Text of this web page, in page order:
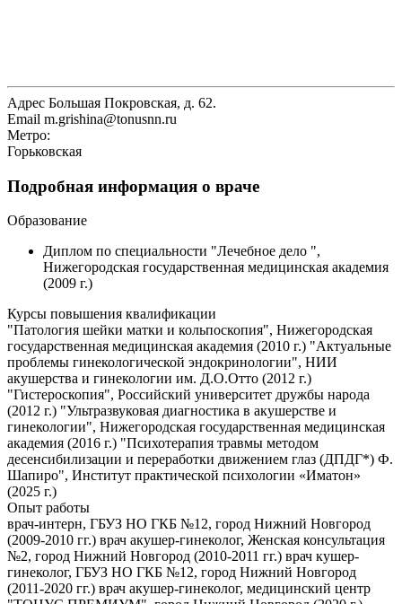
Адрес Большая Покровская, д. 62.
Email m.grishina@tonusnn.ru
Метро:
Горьковская
Подробная информация о враче
Образование
Диплом по специальности "Лечебное дело ",
Нижегородская государственная медицинская академия
(2009 г.)
Курсы повышения квалификации
"Патология шейки матки и кольпоскопия", Нижегородская
государственная медицинская академия (2010 г.) "Актуальные
проблемы гинекологической эндокринологии", НИИ
акушерства и гинекологии им. Д.О.Отто (2012 г.)
"Гистероскопия", Российский университет дружбы народа
(2012 г.) "Ультразвуковая диагностика в акушерстве и
гинекологии", Нижегородская государственная медицинская
академия (2016 г.) "Психотерапия травмы методом
десенсибилизации и переработки движением глаз (ДПДГ*) Ф.
Шапиро", Институт практической психологии «Иматон»
(2025 г.)
Опыт работы
врач-интерн, ГБУЗ НО ГКБ №12, город Нижний Новгород
(2009-2010 гг.) врач акушер-гинеколог, Женская консультация
№2, город Нижний Новгород (2010-2011 гг.) врач кушер-
гинеколог, ГБУЗ НО ГКБ №12, город Нижний Новгород
(2011-2020 гг.) врач акушер-гинеколог, медицинский центр